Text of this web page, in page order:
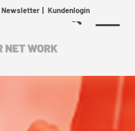
Newsletter| Kundenlogin